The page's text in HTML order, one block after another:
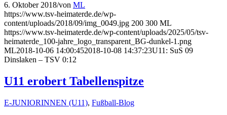
6. Oktober 2018/von ML
https://www.tsv-heimaterde.de/wp-
content/uploads/2018/09/img_0049.jpg 200 300 ML
https://www.tsv-heimaterde.de/wp-content/uploads/2025/05/tsv-
heimaterde_100-jahre_logo_transparent_BG-dunkel-1.png
ML2018-10-06 14:00:452018-10-08 14:37:23U11: SuS 09
Dinslaken – TSV 0:12
U11 erobert Tabellenspitze
E-JUNIORINNEN (U11), Fußball-Blog